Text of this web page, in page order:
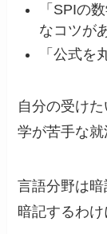
「SPIの
なコツが
「公式を
自分の受け
学が苦手な就
言語分野は
暗記するわけ